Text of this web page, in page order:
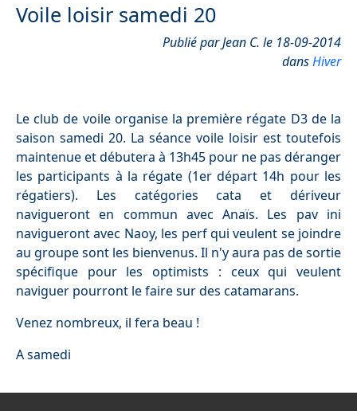
Voile loisir samedi 20
Publié par Jean C. le 18-09-2014
dansHiver
Le club de voile organise la première régate D3 de la
saison samedi 20. La séance voile loisir est toutefois
maintenue et débutera à 13h45 pour ne pas déranger
les participants à la régate (1er départ 14h pour les
régatiers). Les catégories cata et dériveur
navigueront en commun avec Anaïs. Les pav ini
navigueront avec Naoy, les perf qui veulent se joindre
au groupe sont les bienvenus. Il n'y aura pas de sortie
spécifique pour les optimists : ceux qui veulent
naviguer pourront le faire sur des catamarans.
Venez nombreux, il fera beau !
A samedi